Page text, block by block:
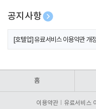
공지사항
[호텔업] 개인정보 처리방침 개정본
[호텔업] 유료서비스 이용약관 개
홈
이용약관 유료서비스